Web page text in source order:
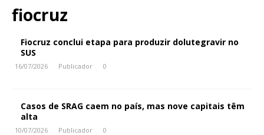
fiocruz
Fiocruz conclui etapa para produzir dolutegravir no
SUS
16/07/2026 Publicador 0
Casos de SRAG caem no país, mas nove capitais têm
alta
10/07/2026 Publicador 0